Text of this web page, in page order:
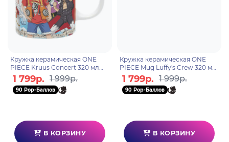
Кружка керамическая ONE
PIECE Kruus Concert 320 мл
ABYMUGA213
1 799р. 1 999р.
90 Pop-Баллов
В КОРЗИНУ
Кружка керамическая ONE
PIECE Mug Luffy's Crew 320 мл
ABYMUG774
1 799р. 1 999р.
90 Pop-Баллов
В КОРЗИНУ